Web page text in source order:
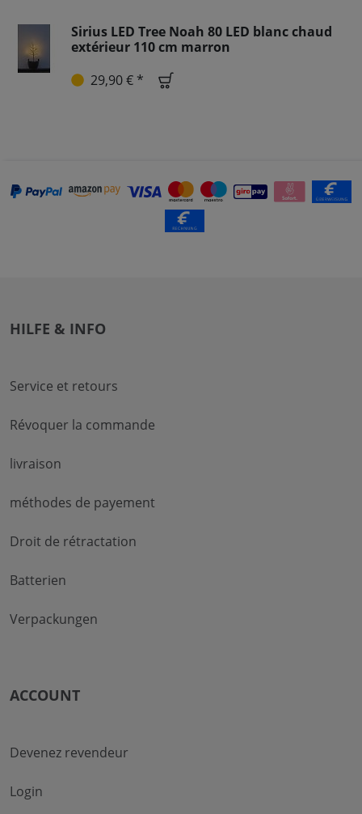
Sirius LED Tree Noah 80 LED blanc chaud
extérieur 110 cm marron
29,90 € *
HILFE & INFO
Service et retours
Révoquer la commande
livraison
méthodes de payement
Droit de rétractation
Batterien
Verpackungen
ACCOUNT
Devenez revendeur
Login